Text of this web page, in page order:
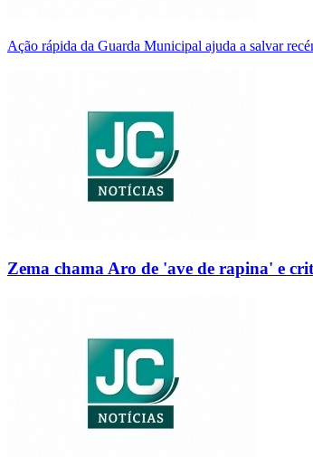
Ação rápida da Guarda Municipal ajuda a salvar
Zema chama Aro de 'ave de rapina' e